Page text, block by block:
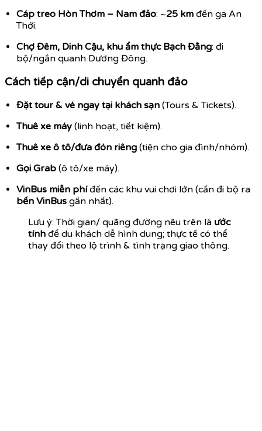
Cáp treo Hòn Thơm – Nam đảo: ~25 km đến ga An
Thới.
Chợ Đêm, Dinh Cậu, khu ẩm thực Bạch Đằng: đi
bộ/ngắn quanh Dương Đông.
Cách tiếp cận/di chuyển quanh đảo
Đặt tour & vé ngay tại khách sạn (Tours & Tickets).
Thuê xe máy (linh hoạt, tiết kiệm).
Thuê xe ô tô/đưa đón riêng (tiện cho gia đình/nhóm).
Gọi Grab (ô tô/xe máy).
VinBus miễn phíđến các khu vui chơi lớn (cần đi bộ ra
bến VinBus gần nhất).
Lưu ý: Thời gian/ quãng đường nêu trên là ước
tính để du khách dễ hình dung; thực tế có thể
thay đổi theo lộ trình & tình trạng giao thông.